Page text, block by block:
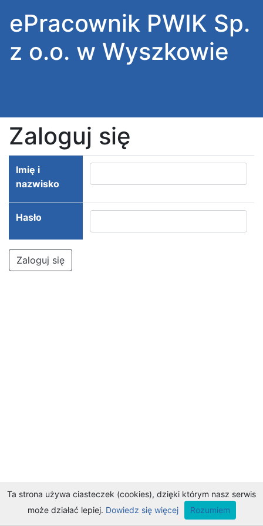
ePracownik PWIK Sp.
z o.o. w Wyszkowie
Zaloguj się
Imię i
nazwisko
Hasło
Ta strona używa ciasteczek (cookies), dzięki którym nasz serwis
może działać lepiej. Dowiedz się więcej Rozumiem